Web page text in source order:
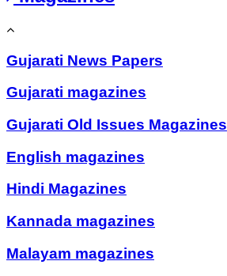
Gujarati News Papers
Gujarati magazines
Gujarati Old Issues Magazines
English magazines
Hindi Magazines
Kannada magazines
Malayam magazines